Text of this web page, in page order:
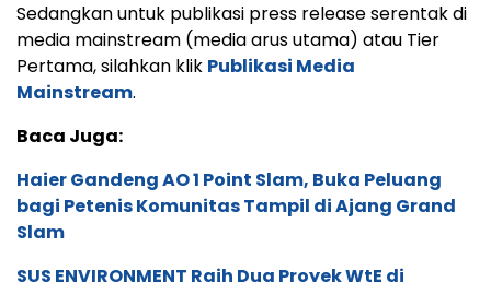
Sedangkan untuk publikasi press release serentak di
media mainstream (media arus utama) atau Tier
Pertama, silahkan klik Publikasi Media
Mainstream.
Baca Juga:
Haier Gandeng AO 1 Point Slam, Buka Peluang
bagi Petenis Komunitas Tampil di Ajang Grand
Slam
SUS ENVIRONMENT Raih Dua Proyek WtE di